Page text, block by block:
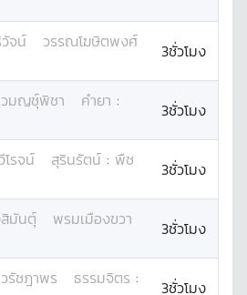
จน์
วรรณโฆษิตพงศ์
3ชั่วโมง
มญชุ์พิชา คำยา :
3ชั่วโมง
โรจน์ สุรินรัตน์ : พืช
3ชั่วโมง
มันตุ์
พรมเมืองขวา
3ชั่วโมง
รัชฎาพร ธรรมจิตร :
3ชั่วโมง